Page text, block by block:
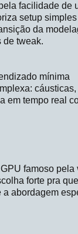
facilidade
setup
da
de tweak.
mínima
em tempo real
famoso
forte pra
abordagem